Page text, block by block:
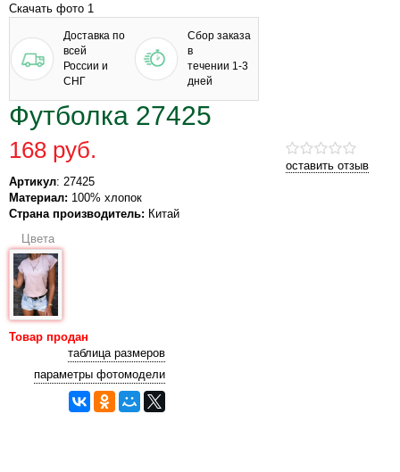
Скачать фото 1
Доставка по
всей
России и
СНГ
Сбор заказа
в
течении 1-3
дней
Футболка 27425
оставить отзыв
168 руб.
Артикул: 27425
Материал: 100% хлопок
Страна производитель: Китай
Цвета
Товар продан
таблица размеров
параметры фотомодели